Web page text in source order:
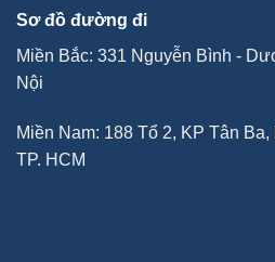
Sơ đồ đường đi
Miền Bắc: 331 Nguyễn Bình -
Nội
Miền Nam: 188 Tổ 2, KP Tân
TP. HCM